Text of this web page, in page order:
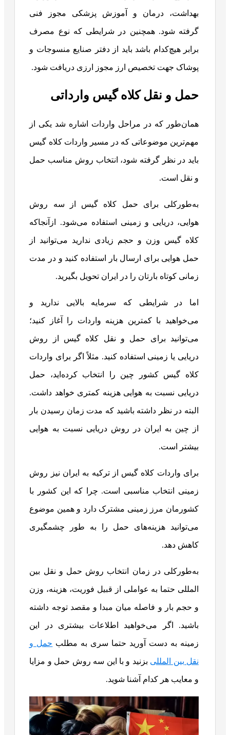
بهداشت، درمان و آموزش پزشکی مجوز فنی
گرفته شود. همچنین در شرایطی که نوع مصرف
برابر هیچ‌کدام باشد باید از دفتر صنایع منسوجات و
پوشاک جهت تخصیص ارز مجوز ارزی دریافت شود.
حمل و نقل کلاه گیس وارداتی
همان‌طور که در مراحل واردات اشاره شد یکی از
مهم‌ترین موضوعاتی که در مسیر واردات کلاه گیس
باید در نظر گرفته شود، انتخاب روش مناسب حمل
و نقل است.
به‌طورکلی برای حمل کلاه گیس از سه روش
هوایی، دریایی و زمینی استفاده می‌شود. ازآنجاکه
کلاه گیس وزن و حجم زیادی ندارید می‌توانید از
حمل هوایی برای ارسال بار استفاده کنید و در مدت
زمانی کوتاه بارتان را در ایران تحویل بگیرید.
اما در شرایطی که سرمایه بالایی ندارید و
می‌خواهید با کمترین هزینه واردات را آغاز کنید؛
می‌توانید برای حمل و نقل کلاه گیس از روش
دریایی یا زمینی استفاده کنید. مثلاً اگر برای واردات
کلاه گیس کشور چین را انتخاب کرده‌اید، حمل
دریایی نسبت به هوایی هزینه کمتری خواهد داشت.
البته در نظر داشته باشید که مدت زمان رسیدن بار
از چین به ایران در روش دریایی نسبت به هوایی
بیشتر است.
برای واردات کلاه گیس از ترکیه به ایران نیز روش
زمینی انتخاب مناسبی است. چرا که این کشور با
کشورمان مرز زمینی مشترک دارد و همین موضوع
می‌توانید هزینه‌های حمل را به طور چشمگیری
کاهش دهد.
به‌طورکلی در زمان انتخاب روش حمل و نقل بین
المللی حتما به عواملی از قبیل فوریت، هزینه، وزن
و حجم بار و فاصله میان مبدا و مقصد توجه داشته
باشید. اگر می‌خواهید اطلاعات بیشتری در این
زمینه به دست آورید حتما سری به مطلب حمل و
نقل بین المللی بزنید و با این سه روش حمل و مزایا
و معایب هر کدام آشنا شوید.